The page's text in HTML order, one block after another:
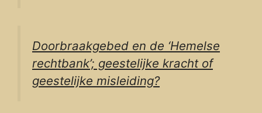
Doorbraakgebed en de ‘Hemelse
rechtbank’; geestelijke kracht of
geestelijke misleiding?